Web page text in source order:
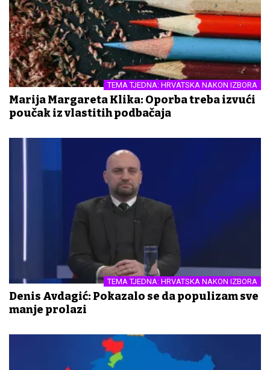
TEMA TJEDNA: HRVATSKA NAKON IZBORA
Marija Margareta Klika: Oporba treba izvući
poučak iz vlastitih podbačaja
TEMA TJEDNA: HRVATSKA NAKON IZBORA
Denis Avdagić: Pokazalo se da populizam sve
manje prolazi